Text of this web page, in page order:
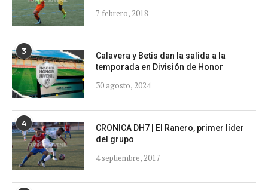
7 febrero, 2018
3
Calavera y Betis dan la salida a la
temporada en División de Honor
30 agosto, 2024
4
CRONICA DH7 | El Ranero, primer líder
del grupo
4 septiembre, 2017